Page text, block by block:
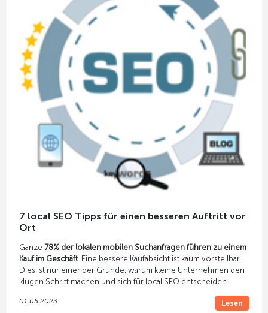
7 local SEO Tipps für einen besseren Auftritt vor
Ort
Ganze 78% der lokalen mobilen Suchanfragen führen zu einem
Kauf im Geschäft. Eine bessere Kaufabsicht ist kaum vorstellbar.
Dies ist nur einer der Gründe, warum kleine Unternehmen den
klugen Schritt machen und sich für local SEO entscheiden.
01.05.2023 Lesen